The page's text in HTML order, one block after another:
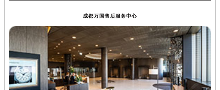
成都万国售后服务中心